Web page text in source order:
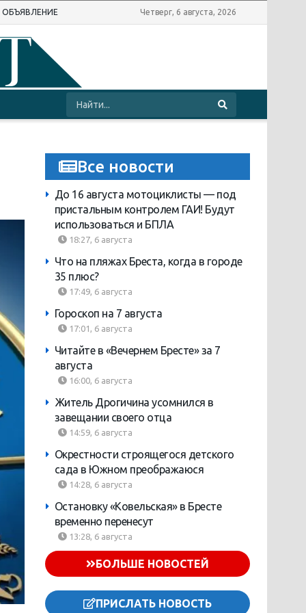
ОБЪЯВЛЕНИЕ Четверг, 6 августа, 2026
Все новости
До 16 августа мотоциклисты — под
пристальным контролем ГАИ! Будут
использоваться и БПЛА
18:27, 6 августа
Что на пляжах Бреста, когда в городе
35 плюс?
17:49, 6 августа
Гороскоп на 7 августа
17:01, 6 августа
Читайте в «Вечернем Бресте» за 7
августа
16:00, 6 августа
Житель Дрогичина усомнился в
завещании своего отца
14:59, 6 августа
Окрестности строящегося детского
сада в Южном преображаюся
14:28, 6 августа
Остановку «Ковельская» в Бресте
временно перенесут
13:28, 6 августа
БОЛЬШЕ НОВОСТЕЙ
ПРИСЛАТЬ НОВОСТЬ